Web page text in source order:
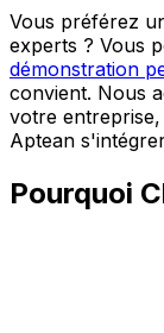
Vous préférez
experts ? Vous
démonstration
convient. Nous
votre
Aptean
Pourquoi